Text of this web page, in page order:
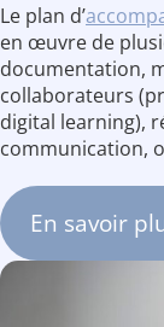
Le plan d’
en œuvre de
documentation,
collaborateurs
digital learning),
communication,
En savoir